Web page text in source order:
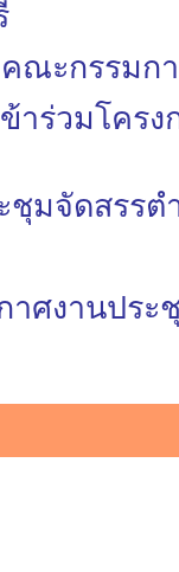
ณะกรรมก
าร่วมโคร
ชุมจัดสรร
าศงานปร